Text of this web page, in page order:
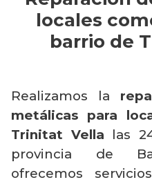
locales
barrio de
Realizamos la
metálicas para
Trinitat Vella las
provincia de
ofrecemos